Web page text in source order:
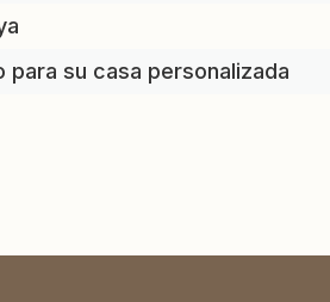
su casa personalizada